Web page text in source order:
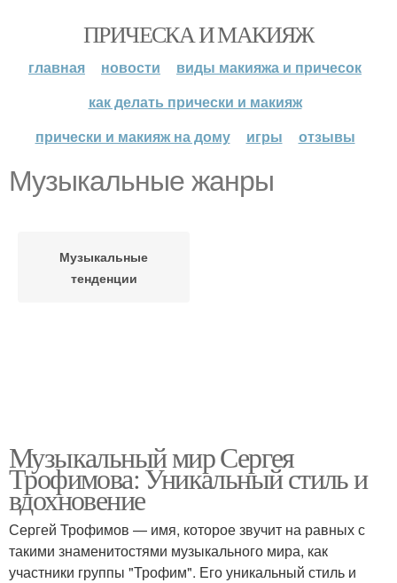
ПРИЧЕСКА И МАКИЯЖ
главная новости
виды макияжа и причесок
как делать прически и макияж
прически и макияж на дому
игры отзывы
Музыкальные жанры
Музыкальные
тенденции
Музыкальный мир Сергея
Трофимова: Уникальный стиль и
вдохновение
Сергей Трофимов — имя, которое звучит на равных с
такими знаменитостями музыкального мира, как
участники группы "Трофим". Его уникальный стиль и